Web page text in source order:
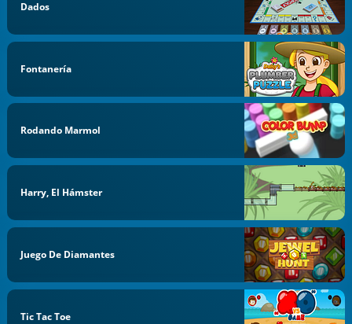
Dados
Fontanería
Rodando Marmol
Harry, El Hámster
Juego De Diamantes
Tic Tac Toe